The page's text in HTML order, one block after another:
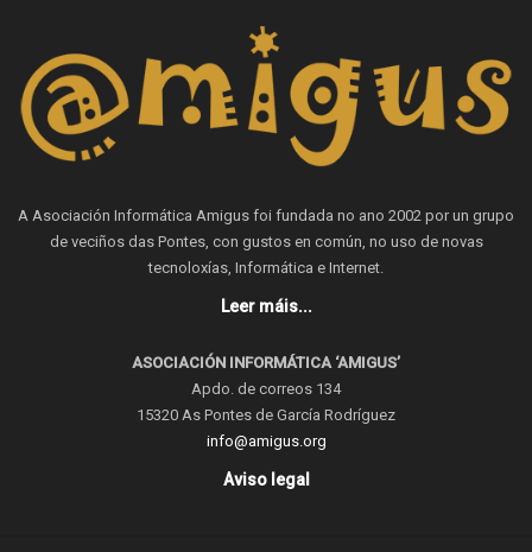
A Asociación Informática Amigus foi fundada no ano 2002 por un grupo
de veciños das Pontes, con gustos en común, no uso de novas
tecnoloxías, Informática e Internet.
Leer máis...
ASOCIACIÓN INFORMÁTICA ‘AMIGUS’
Apdo. de correos 134
15320 As Pontes de García Rodríguez
info@amigus.org
Aviso legal